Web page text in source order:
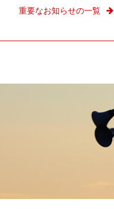
重要なお知らせの一覧